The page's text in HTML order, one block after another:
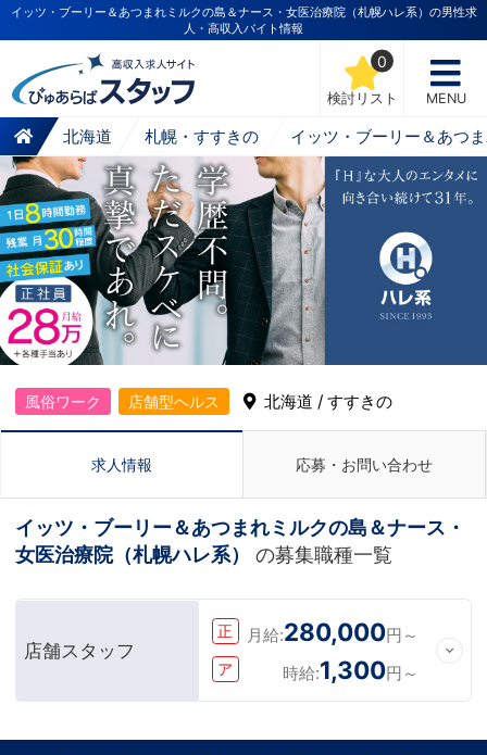
イッツ・ブーリー＆あつまれミルクの島＆ナース・女医治療院（札幌ハレ系）の男性求
人・高収入バイト情報
検討リスト
0
MENU
北海道 札幌・すすきの イッツ・ブーリー＆あつ
風俗ワーク 店舗型ヘルス 北海道 / すすきの
求人情報 応募・お問い合わせ
イッツ・ブーリー＆あつまれミルクの島＆ナース・
女医治療院（札幌ハレ系）
の募集職種一覧
店舗スタッフ
正 月給:280,000円～
ア 時給:1,300円～